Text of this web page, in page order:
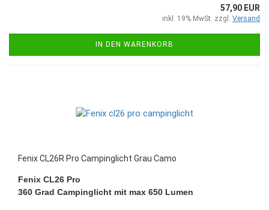
57,90 EUR
inkl. 19% MwSt. zzgl. Versand
IN DEN WARENKORB
Fenix CL26R Pro Campinglicht Grau Camo
Fenix CL26 Pro
360 Grad Campinglicht mit max 650 Lumen